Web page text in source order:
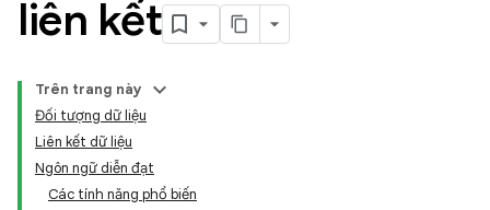
liên kết
Trên trang này
Đối tượng dữ liệu
Liên kết dữ liệu
Ngôn ngữ diễn đạt
Các tính năng phổ biến